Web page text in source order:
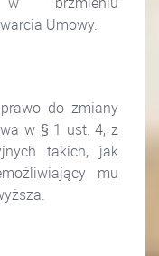
Umowy.
do zmiany
w § 1 ust. 4, z
takich, jak
mu